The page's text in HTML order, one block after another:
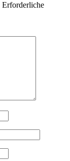
Erforderliche